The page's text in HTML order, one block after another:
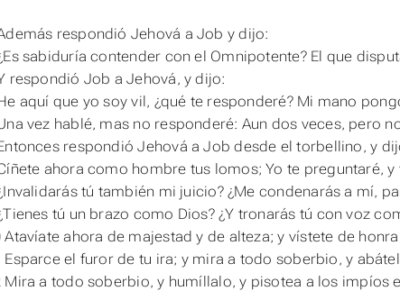
respondió Jehová a Job y dijo:
sabiduría contender con el Omnipotente? El que
respondió Job a Jehová, y dijo:
aquí que yo soy vil, ¿qué te responderé? Mi mano
vez hablé, mas no responderé: Aun dos veces, pero
respondió Jehová a Job desde el torbellino, y
ahora como hombre tus lomos; Yo te preguntaré,
tú también mi juicio? ¿Me condenarás a mí,
tú un brazo como Dios? ¿Y tronarás tú con voz
Atavíate ahora de majestad y de alteza; y vístete de
Esparce el furor de tu ira; y mira a todo soberbio, y
Mira a todo soberbio, y humíllalo, y pisotea a los impíos